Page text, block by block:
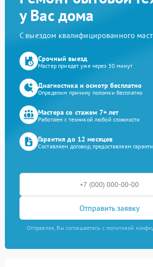
у Вас дома
С выездом квалифицированного
Срочный выезд
Мастер приедет уже через 30 минут
Диагностика и осмотр бесплатно
Определим причину поломки бесплатно
Мастера со стажем 7+ лет
Работаем с техникой любой сложности
Гарантия до 12 месяцев
Составляем договор, предоставляем
Отправить заявку
Отправляя, Вы соглашаетесь с политикой